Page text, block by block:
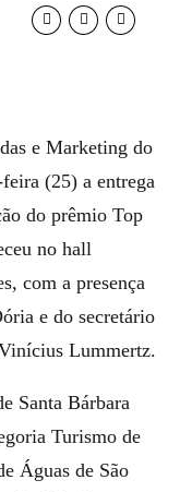
(25) a entrega
do prêmio Top
no hall
com a presença
e do secretário
Lummertz.
Santa Bárbara
Turismo de
Águas de São